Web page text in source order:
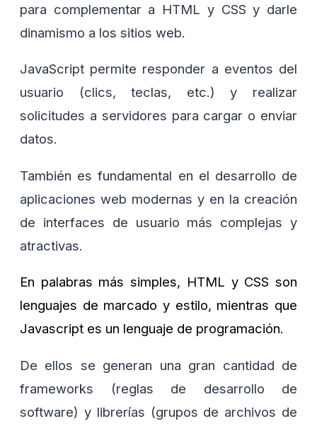
para complementar a HTML y CSS y darle
dinamismo a los sitios web.
JavaScript permite responder a eventos del
usuario (clics, teclas, etc.) y realizar
solicitudes a servidores para cargar o enviar
datos.
También es fundamental en el desarrollo de
aplicaciones web modernas y en la creación
de interfaces de usuario más complejas y
atractivas.
En palabras más simples, HTML y CSS son
lenguajes de marcado y estilo, mientras que
Javascript es un lenguaje de programación.
De ellos se generan una gran cantidad de
frameworks (reglas de desarrollo de
software) y librerías (grupos de archivos de